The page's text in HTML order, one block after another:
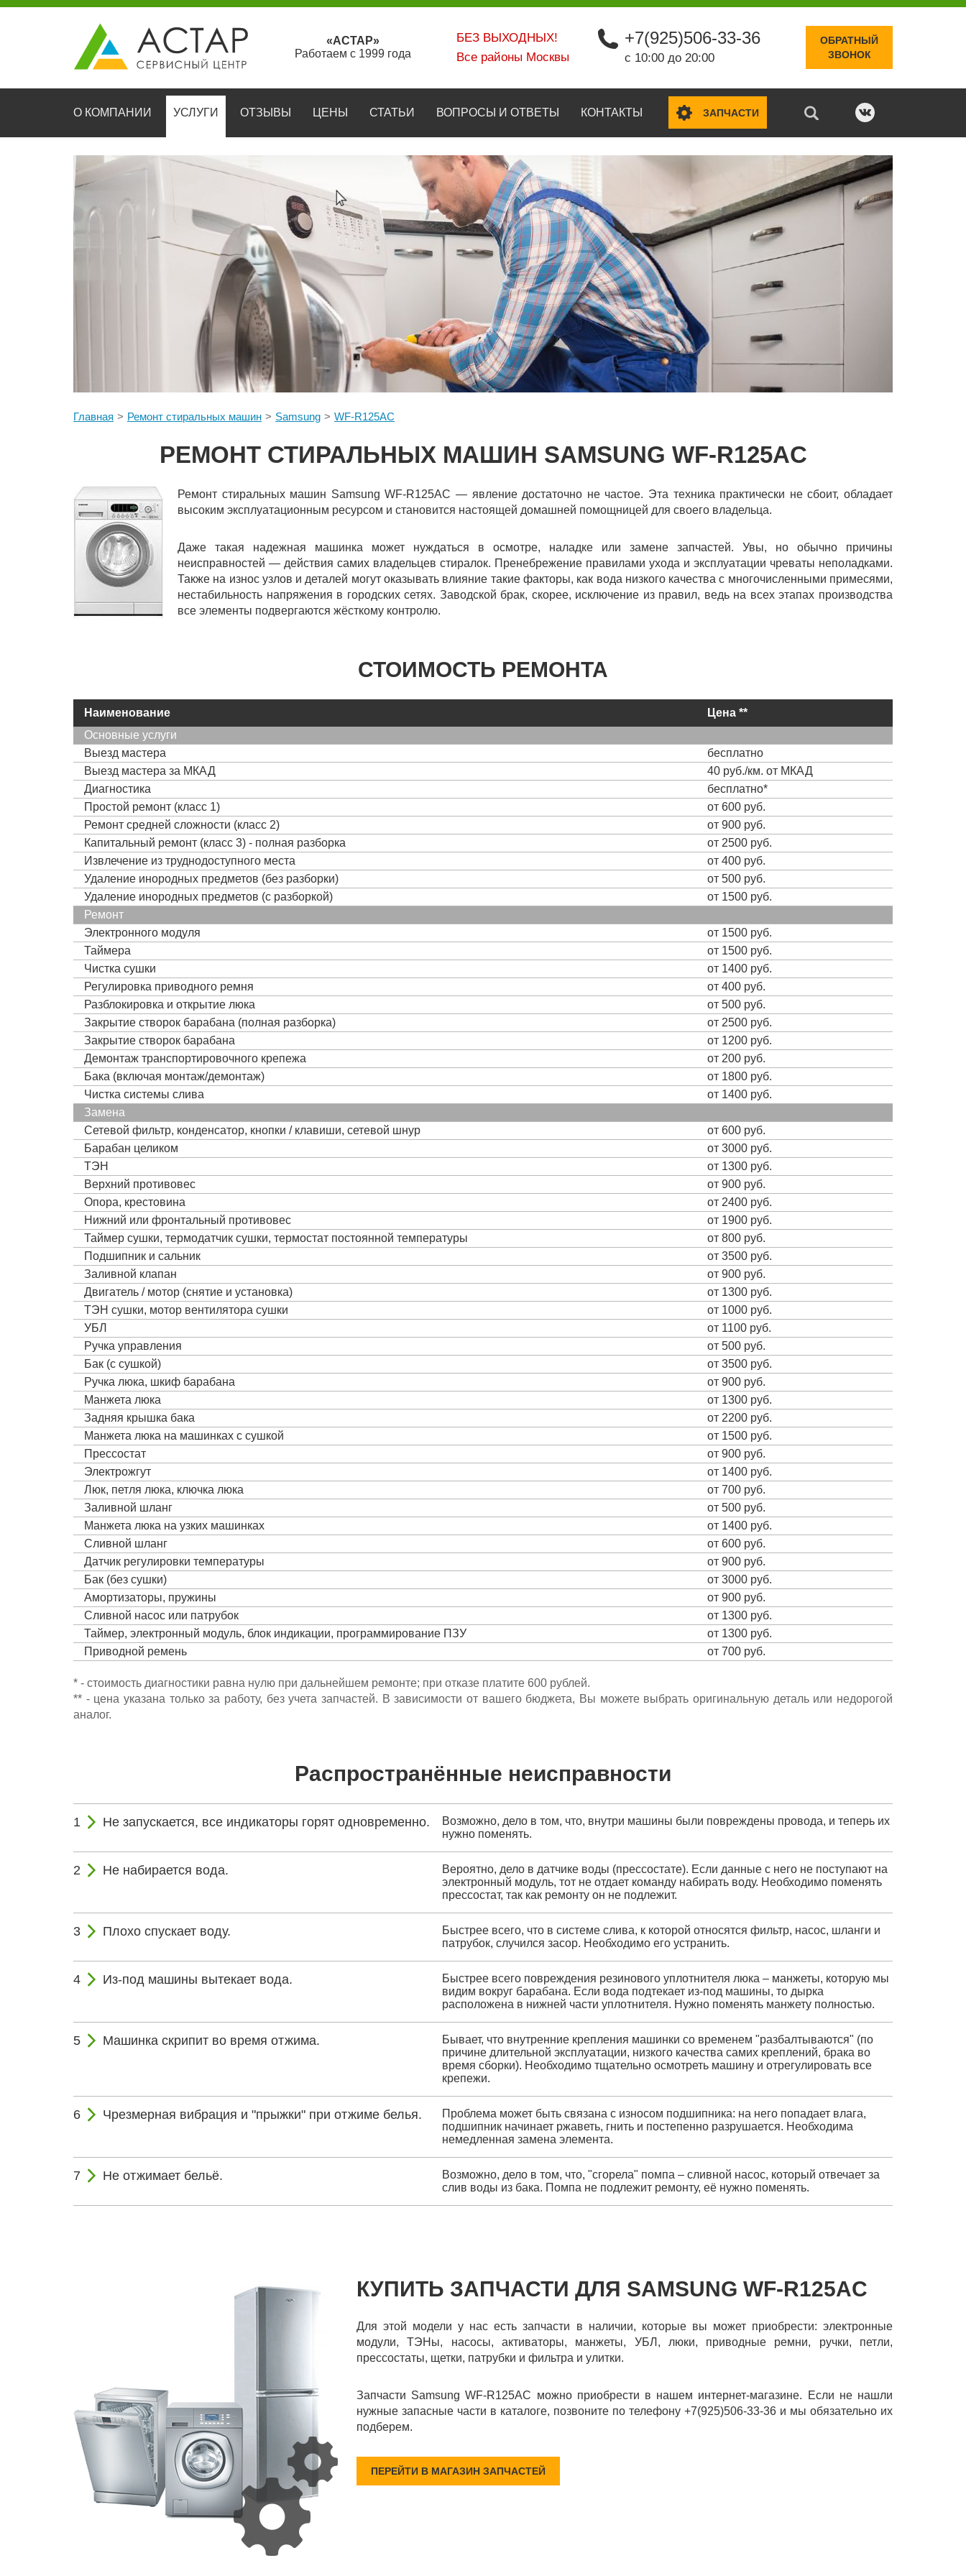
«АСТАР»
Работаем с 1999 года
БЕЗ ВЫХОДНЫХ!
Все районы Москвы
+7(925)506-33-36
с 10:00 до 20:00
ОБРАТНЫЙ
ЗВОНОК
О КОМПАНИИ УСЛУГИ ОТЗЫВЫ ЦЕНЫ СТАТЬИ ВОПРОСЫ И ОТВЕТЫ КОНТАКТЫ ЗАПЧАСТИ
Главная Ремонт стиральных машин Samsung WF-R125AC
РЕМОНТ СТИРАЛЬНЫХ МАШИН SAMSUNG WF-R125AC
Ремонт стиральных машин Samsung WF-R125AC — явление достаточно не частое. Эта техника практически не сбоит, обладает
высоким эксплуатационным ресурсом и становится настоящей домашней помощницей для своего владельца.
Даже такая надежная машинка может нуждаться в осмотре, наладке или замене запчастей. Увы, но обычно причины
неисправностей — действия самих владельцев стиралок. Пренебрежение правилами ухода и эксплуатации чреваты неполадками.
Также на износ узлов и деталей могут оказывать влияние такие факторы, как вода низкого качества с многочисленными примесями,
нестабильность напряжения в городских сетях. Заводской брак, скорее, исключение из правил, ведь на всех этапах производства
все элементы подвергаются жёсткому контролю.
СТОИМОСТЬ РЕМОНТА
Наименование
Цена **
Основные услуги
Выезд мастера
бесплатно
Выезд мастера за МКАД
40 руб./км. от МКАД
Диагностика
бесплатно*
Простой ремонт (класс 1)
от 600 руб.
Ремонт средней сложности (класс 2)
от 900 руб.
Капитальный ремонт (класс 3) - полная разборка
от 2500 руб.
Извлечение из труднодоступного места
от 400 руб.
Удаление инородных предметов (без разборки)
от 500 руб.
Удаление инородных предметов (с разборкой)
от 1500 руб.
Ремонт
Электронного модуля
от 1500 руб.
Таймера
от 1500 руб.
Чистка сушки
от 1400 руб.
Регулировка приводного ремня
от 400 руб.
Разблокировка и открытие люка
от 500 руб.
Закрытие створок барабана (полная разборка)
от 2500 руб.
Закрытие створок барабана
от 1200 руб.
Демонтаж транспортировочного крепежа
от 200 руб.
Бака (включая монтаж/демонтаж)
от 1800 руб.
Чистка системы слива
от 1400 руб.
Замена
Сетевой фильтр, конденсатор, кнопки / клавиши, сетевой шнур
от 600 руб.
Барабан целиком
от 3000 руб.
ТЭН
от 1300 руб.
Верхний противовес
от 900 руб.
Опора, крестовина
от 2400 руб.
Нижний или фронтальный противовес
от 1900 руб.
Таймер сушки, термодатчик сушки, термостат постоянной температуры
от 800 руб.
Подшипник и сальник
от 3500 руб.
Заливной клапан
от 900 руб.
Двигатель / мотор (снятие и установка)
от 1300 руб.
ТЭН сушки, мотор вентилятора сушки
от 1000 руб.
УБЛ
от 1100 руб.
Ручка управления
от 500 руб.
Бак (с сушкой)
от 3500 руб.
Ручка люка, шкиф барабана
от 900 руб.
Манжета люка
от 1300 руб.
Задняя крышка бака
от 2200 руб.
Манжета люка на машинках с сушкой
от 1500 руб.
Прессостат
от 900 руб.
Электрожгут
от 1400 руб.
Люк, петля люка, ключка люка
от 700 руб.
Заливной шланг
от 500 руб.
Манжета люка на узких машинках
от 1400 руб.
Сливной шланг
от 600 руб.
Датчик регулировки температуры
от 900 руб.
Бак (без сушки)
от 3000 руб.
Амортизаторы, пружины
от 900 руб.
Сливной насос или патрубок
от 1300 руб.
Таймер, электронный модуль, блок индикации, программирование ПЗУ
от 1300 руб.
Приводной ремень
от 700 руб.
* - стоимость диагностики равна нулю при дальнейшем ремонте; при отказе платите 600 рублей.
** - цена указана только за работу, без учета запчастей. В зависимости от вашего бюджета, Вы можете выбрать оригинальную деталь или недорогой
аналог.
Распространённые неисправности
Не запускается, все индикаторы горят одновременно.
Возможно, дело в том, что, внутри машины были повреждены провода, и теперь их
нужно поменять.
Не набирается вода.
Вероятно, дело в датчике воды (прессостате). Если данные с него не поступают на
электронный модуль, тот не отдает команду набирать воду. Необходимо поменять
прессостат, так как ремонту он не подлежит.
Плохо спускает воду.
Быстрее всего, что в системе слива, к которой относятся фильтр, насос, шланги и
патрубок, случился засор. Необходимо его устранить.
Из-под машины вытекает вода.
Быстрее всего повреждения резинового уплотнителя люка – манжеты, которую мы
видим вокруг барабана. Если вода подтекает из-под машины, то дырка
расположена в нижней части уплотнителя. Нужно поменять манжету полностью.
Машинка скрипит во время отжима.
Бывает, что внутренние крепления машинки со временем "разбалтываются" (по
причине длительной эксплуатации, низкого качества самих креплений, брака во
время сборки). Необходимо тщательно осмотреть машину и отрегулировать все
крепежи.
Чрезмерная вибрация и "прыжки" при отжиме белья.
Проблема может быть связана с износом подшипника: на него попадает влага,
подшипник начинает ржаветь, гнить и постепенно разрушается. Необходима
немедленная замена элемента.
Не отжимает бельё.
Возможно, дело в том, что, "сгорела" помпа – сливной насос, который отвечает за
слив воды из бака. Помпа не подлежит ремонту, её нужно поменять.
КУПИТЬ ЗАПЧАСТИ ДЛЯ SAMSUNG WF-R125AC
Для этой модели у нас есть запчасти в наличии, которые вы может приобрести: электронные
модули, ТЭНы, насосы, активаторы, манжеты, УБЛ, люки, приводные ремни, ручки, петли,
прессостаты, щетки, патрубки и фильтра и улитки.
Запчасти Samsung WF-R125AC можно приобрести в нашем интернет-магазине. Если не нашли
нужные запасные части в каталоге, позвоните по телефону +7(925)506-33-36 и мы обязательно их
подберем.
ПЕРЕЙТИ В МАГАЗИН ЗАПЧАСТЕЙ